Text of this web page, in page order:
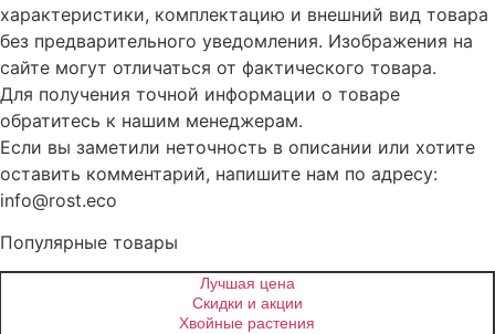
характеристики, комплектацию и внешний вид товара
без предварительного уведомления. Изображения на
сайте могут отличаться от фактического товара.
Для получения точной информации о товаре
обратитесь к нашим менеджерам.
Если вы заметили неточность в описании или хотите
оставить комментарий, напишите нам по адресу:
info@rost.eco
Популярные товары
Лучшая цена
Скидки и акции
Хвойные растения